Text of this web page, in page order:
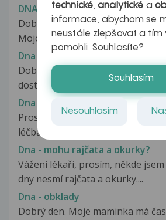
DNA
Dobrý den, chtěla bych se zeptat,
Moje doktorka mi delala testy...
Dna
Dobrý den, prosím o radu. Moje
dostala dnu a její stav je dost...
Dna - Colchicum-dispert
Prosím o radu! Při dnovém
léčba Colchicum-dispert, který...
Dna - mohu rajčata a okurky?
Vážení lékaři, prosím, někde jsem
dny nesmí rajčata a okurky....
Dna - obklady
Dobrý den. Moje maminka má
technické,analytické a
informace, abychom se
neustále zlepšovat a tím
pomohli. Souhlasíte?
Souhlasím
Nesouhlasím